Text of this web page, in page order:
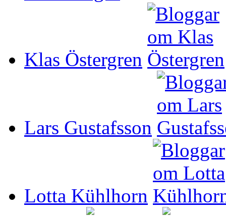
Klas Östergren
Lars Gustafsson
Lotta Kühlhorn